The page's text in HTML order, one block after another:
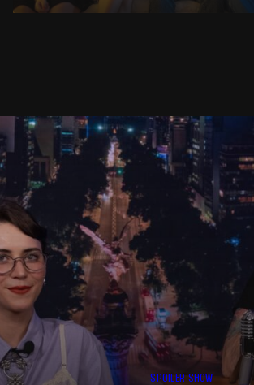
SPOILER SHOW